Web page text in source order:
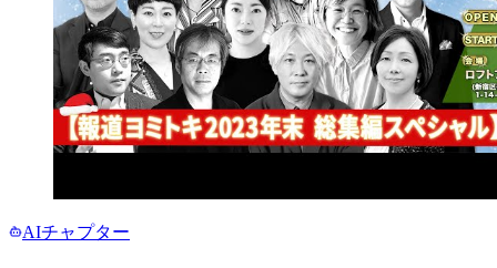
AIチャプター